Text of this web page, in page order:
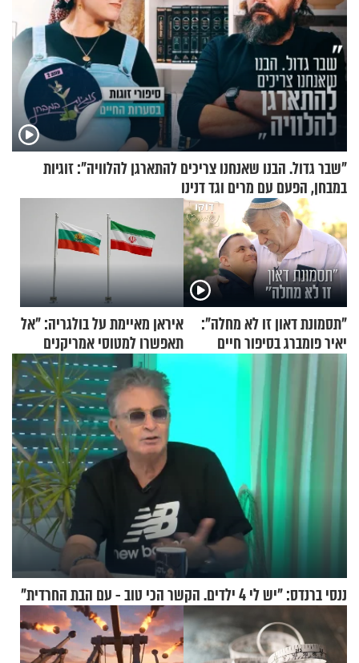
"שבר גדול. הבנו שאנחנו צריכים להתארגן להלוויה": זוגיות
במבחן, הפעם עם מרים וגד דנינו
"תסמונת דאון זו לא מחלה":
יאיר פומברג בסיפור חיים
מעורר השראה
איראן מאיימת על בולגריה: "אל
תאפשרו למטוסי אמריקנים
להמריא מהשטח שלכם"
ננסי ברנדס: "יש לי 4 ילדים. הקשר הכי טוב - עם הבת החרדית"